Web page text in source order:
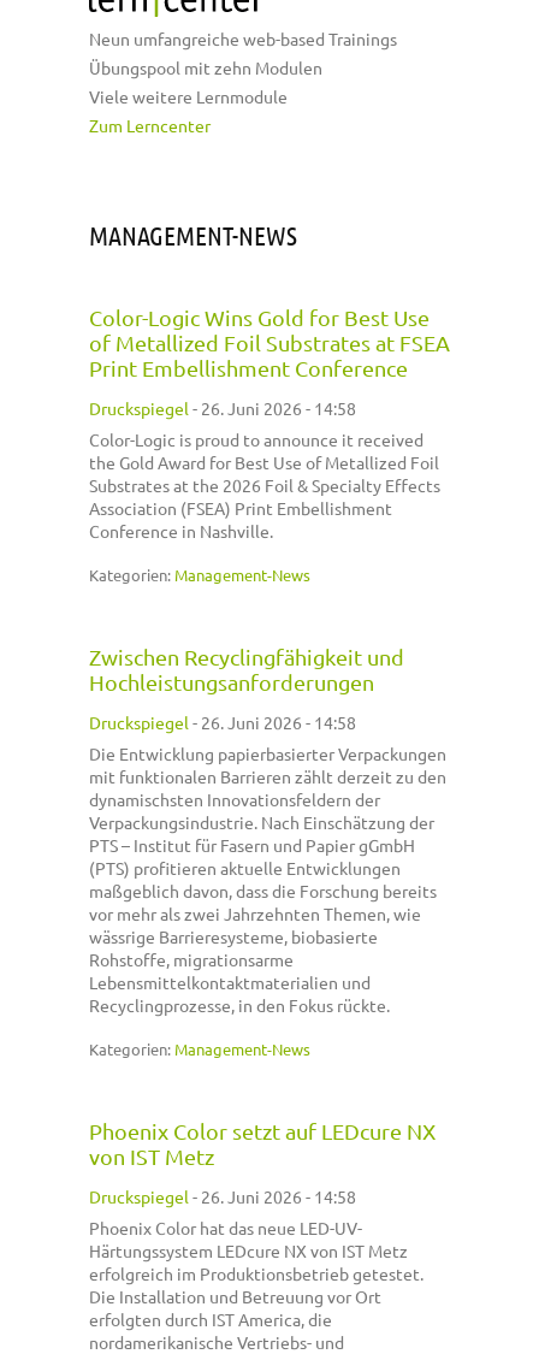
Neun umfangreiche web-based Trainings
Übungspool mit zehn Modulen
Viele weitere Lernmodule
Zum Lerncenter
MANAGEMENT-NEWS
Color-Logic Wins Gold for Best Use
of Metallized Foil Substrates at FSEA
Print Embellishment Conference
Druckspiegel - 26. Juni 2026 - 14:58
Color-Logic is proud to announce it received
the Gold Award for Best Use of Metallized Foil
Substrates at the 2026 Foil & Specialty Effects
Association (FSEA) Print Embellishment
Conference in Nashville.
Kategorien: Management-News
Zwischen Recyclingfähigkeit und
Hochleistungsanforderungen
Druckspiegel - 26. Juni 2026 - 14:58
Die Entwicklung papierbasierter Verpackungen
mit funktionalen Barrieren zählt derzeit zu den
dynamischsten Innovationsfeldern der
Verpackungsindustrie. Nach Einschätzung der
PTS – Institut für Fasern und Papier gGmbH
(PTS) profitieren aktuelle Entwicklungen
maßgeblich davon, dass die Forschung bereits
vor mehr als zwei Jahrzehnten Themen, wie
wässrige Barrieresysteme, biobasierte
Rohstoffe, migrationsarme
Lebensmittelkontaktmaterialien und
Recyclingprozesse, in den Fokus rückte.
Kategorien: Management-News
Phoenix Color setzt auf LEDcure NX
von IST Metz
Druckspiegel - 26. Juni 2026 - 14:58
Phoenix Color hat das neue LED-UV-
Härtungssystem LEDcure NX von IST Metz
erfolgreich im Produktionsbetrieb getestet.
Die Installation und Betreuung vor Ort
erfolgten durch IST America, die
nordamerikanische Vertriebs- und